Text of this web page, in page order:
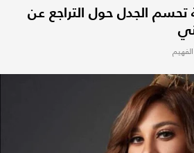
تحسم الجدل حول التراجع عن